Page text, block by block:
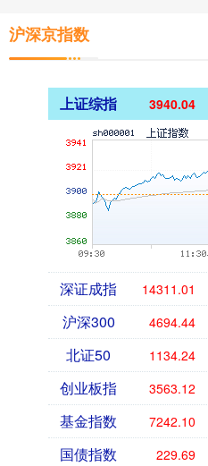
沪深京指数
上证综指 3940.04
深证成指 14311.01
沪深300 4694.44
北证50 1134.24
创业板指 3563.12
基金指数 7242.10
国债指数 229.69